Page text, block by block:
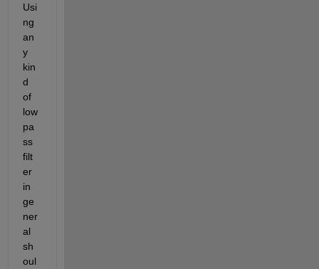
Usi
ng
an
y
kin
d
of
low
pa
ss
filt
er
in
ge
ner
al
sh
oul